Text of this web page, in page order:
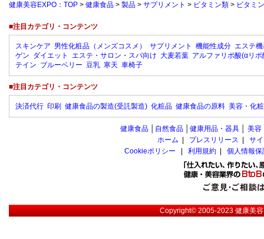
健康美容EXPO：TOP > 健康食品 > 製品 > サプリメント > ビタミン類 > ビタミ
■注目カテゴリ・コンテンツ
スキンケア 男性化粧品（メンズコスメ） サプリメント 機能性成分 エステ
ゲン ダイエット エステ・サロン・スパ向け 大麦若葉 アルファリポ酸(αリポ
テイン ブルーベリー 豆乳 寒天 車椅子
■注目カテゴリ・コンテンツ
決済代行 印刷 健康食品の製造(受託製造) 化粧品 健康食品の原料 美容・化
健康食品 自然食品 健康用品・器具 美容
ホーム
プレスリリース
サ
Cookieポリシー
利用規約 個人情報
Copyright© 2005-2023健康美